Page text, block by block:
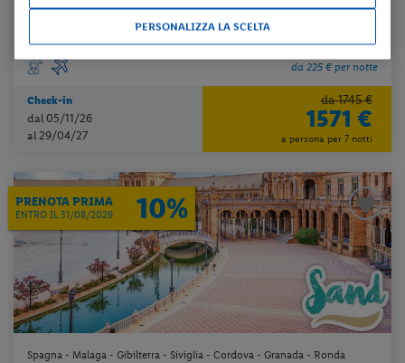
trattamento come da programma + volo a/r + trasferimento + tour e vis...
da 225 € per notte
Check-in
dal 05/11/26
al 29/04/27
da 1745 €
1571 €
a persona per 7 notti
PRENOTA PRIMA
ENTRO IL 31/08/2026 10%
Spagna - Malaga - Gibilterra - Siviglia - Cordova - Granada - Ronda
PERSONALIZZA LA SCELTA